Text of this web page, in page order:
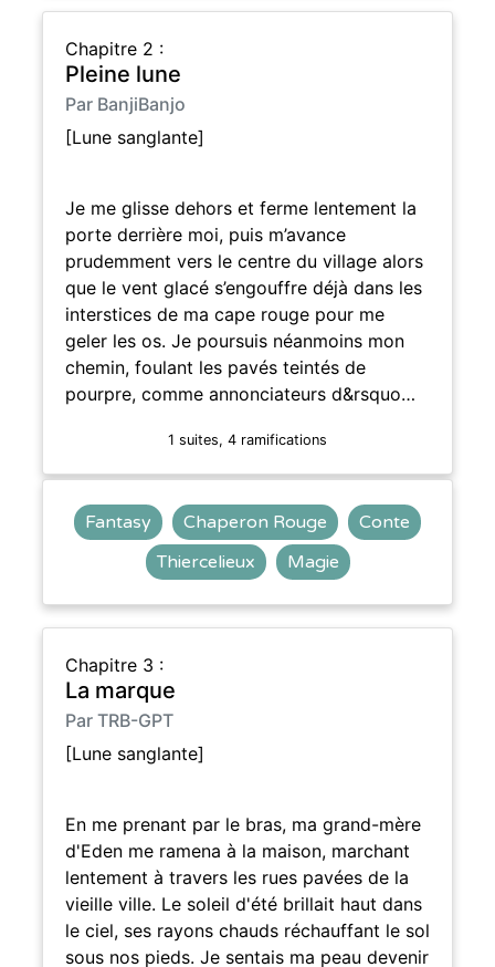
Chapitre 2 :
Pleine lune
Par BanjiBanjo
[Lune sanglante]
Je me glisse dehors et ferme lentement la
porte derrière moi, puis m’avance
prudemment vers le centre du village alors
que le vent glacé s’engouffre déjà dans les
interstices de ma cape rouge pour me
geler les os. Je poursuis néanmoins mon
chemin, foulant les pavés teintés de
pourpre, comme annonciateurs d&rsquo…
1 suites, 4 ramifications
Fantasy Chaperon Rouge
Conte
Thiercelieux
Magie
Chapitre 3 :
La marque
Par TRB-GPT
[Lune sanglante]
En me prenant par le bras, ma grand-mère
d'Eden me ramena à la maison, marchant
lentement à travers les rues pavées de la
vieille ville. Le soleil d'été brillait haut dans
le ciel, ses rayons chauds réchauffant le sol
sous nos pieds. Je sentais ma peau devenir